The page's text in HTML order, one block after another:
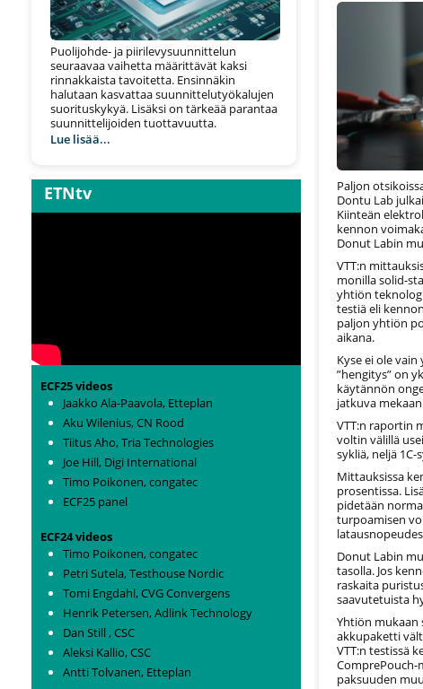
Puolijohde- ja piirilevysuunnittelun
seuraavaa vaihetta määrittävät kaksi
rinnakkaista tavoitetta. Ensinnäkin
halutaan kasvattaa suunnittelutyökalujen
suorituskykyä. Lisäksi on tärkeää parantaa
suunnittelijoiden tuottavuutta.
Lue lisää...
ETNtv
ECF25 videos
Jaakko Ala-Paavola, Etteplan
Aku Wilenius, CN Rood
Tiitus Aho, Tria Technologies
Joe Hill, Digi International
Timo Poikonen, congatec
ECF25 panel
ECF24 videos
Timo Poikonen, congatec
Petri Sutela, Testhouse Nordic
Tomi Engdahl, CVG Convergens
Henrik Petersen, Adlink Technology
Dan Still , CSC
Aleksi Kallio, CSC
Antti Tolvanen, Etteplan
Paljon
Dontu Lab
Kiinteän
kennon
Donut Labin
VTT:n
monilla solid-
yhtiön
testiä eli
paljon yhtiön
aikana.
Kyse ei ole
”hengitys” on
käytännön
jatkuva
VTT:n raportin
voltin välillä
sykliä, neljä 1C-
Mittauksissa
prosentissa.
pidetään
turpoamisen
Donut Labin
tasolla. Jos
raskaita
saavutetuista
Yhtiön
akkupaketti
VTT:n testissä
ComprePouch-
paksuuden